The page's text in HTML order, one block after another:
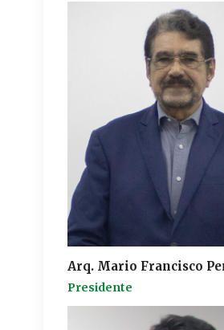
Arq. Mario Francisco
Presidente